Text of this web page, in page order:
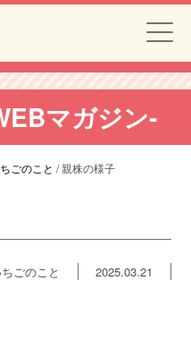
マガジン-
ごのこと /親株の様子
ごのこと 2025.03.21